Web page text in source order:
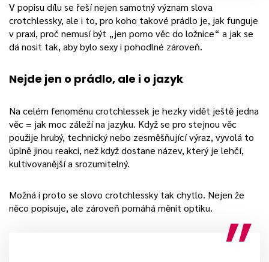
V popisu dílu se řeší nejen samotný význam slova
crotchlessky, ale i to, pro koho takové prádlo je, jak funguje
v praxi, proč nemusí být „jen porno věc do ložnice“ a jak se
dá nosit tak, aby bylo sexy i pohodlné zároveň.
Nejde jen o prádlo, ale i o jazyk
Na celém fenoménu crotchlessek je hezky vidět ještě jedna
věc = jak moc záleží na jazyku. Když se pro stejnou věc
použije hrubý, technický nebo zesměšňující výraz, vyvolá to
úplně jinou reakci, než když dostane název, který je lehčí,
kultivovanější a srozumitelný.
Možná i proto se slovo crotchlessky tak chytlo. Nejen že
něco popisuje, ale zároveň pomáhá měnit optiku.